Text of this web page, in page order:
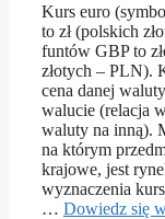
Kurs euro
to zł (polskich
funtów GBP to
złotych – PLN).
cena danej
walucie (relacja
waluty na inną).
na którym
krajowe, jest
wyznaczenia
… Dowiedz się